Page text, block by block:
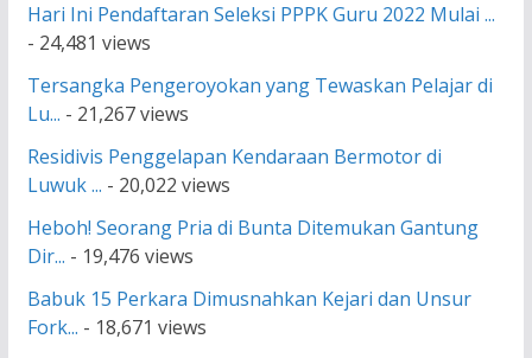
Hari Ini Pendaftaran Seleksi PPPK Guru 2022 Mulai ...
- 24,481 views
Tersangka Pengeroyokan yang Tewaskan Pelajar di
Lu... - 21,267 views
Residivis Penggelapan Kendaraan Bermotor di
Luwuk ... - 20,022 views
Heboh! Seorang Pria di Bunta Ditemukan Gantung
Dir... - 19,476 views
Babuk 15 Perkara Dimusnahkan Kejari dan Unsur
Fork... - 18,671 views